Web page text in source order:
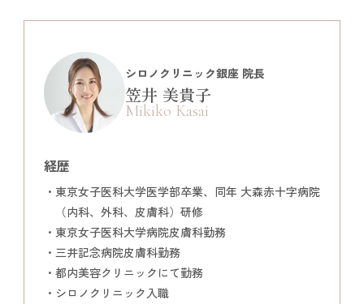
シロノクリニック銀座 院長
笠井 美貴子
Mikiko Kasai
経歴
東京女子医科大学医学部卒業、同年 大森赤十字病院
（内科、外科、皮膚科）研修
東京女子医科大学病院皮膚科勤務
三井記念病院皮膚科勤務
都内美容クリニックにて勤務
シロノクリニック入職